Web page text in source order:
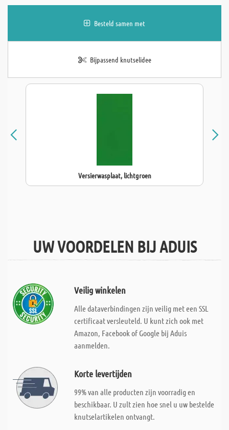
Besteld samen met
Bijpassend knutselidee
Versierwasplaat, lichtgroen
UW VOORDELEN BIJ ADUIS
Veilig winkelen
Alle dataverbindingen zijn veilig met een SSL
certificaat versleuteld. U kunt zich ook met
Amazon, Facebook of Google bij Aduis
aanmelden.
Korte levertijden
99% van alle producten zijn voorradig en
beschikbaar. U zult zien hoe snel u uw bestelde
knutselartikelen ontvangt.